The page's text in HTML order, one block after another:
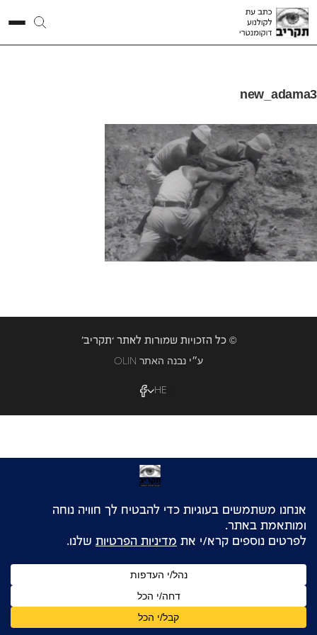
new_adama3
© כל הזכויות שמורות לאתר ‘תקריב’
OLIN ע״י נבנה האתר
HE